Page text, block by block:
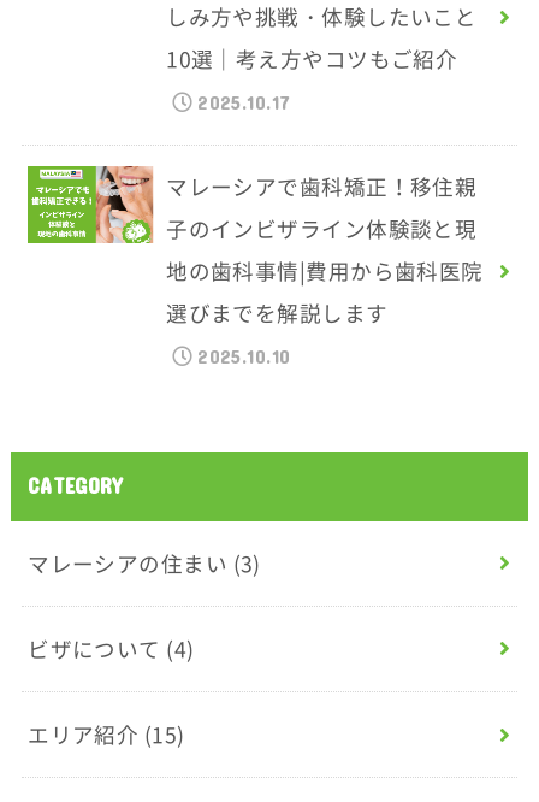
しみ方や挑戦・体験したいこと
10選｜考え方やコツもご紹介
2025.10.17
マレーシアで歯科矯正！移住親
子のインビザライン体験談と現
地の歯科事情|費用から歯科医院
選びまでを解説します
2025.10.10
CATEGORY
マレーシアの住まい (3)
ビザについて (4)
エリア紹介 (15)